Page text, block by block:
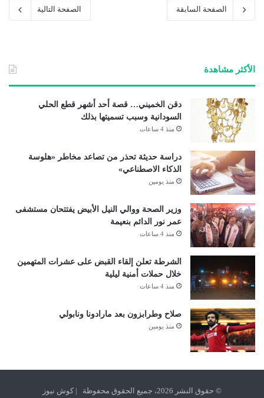
الصفحة السابقة الصفحة التالية
الأكثر مشاهدة
دقن الخميني… قصة أحد أشهر قطع الحلي
السودانية وسبب تسميتها بذلك
منذ 4 ساعات
دراسة حديثة تحذر من تصاعد مخاطر «هلوسة
الذكاء الاصطناعي»
منذ يومين
وزير الصحة ووالي النيل الأبيض يفتتحان مستشفى
عمر نور الدائم بنعيمة
منذ 4 ساعات
الشرطة تعلن إلقاء القبض على عشرات المتهمين
خلال حملات أمنية ليلية
منذ 4 ساعات
صلاح وطرابزون بعد مارادونا ونابولي
منذ يومين
© حقوق النشر 2026، جميع الحقوق محفوظة | كوش نيوز